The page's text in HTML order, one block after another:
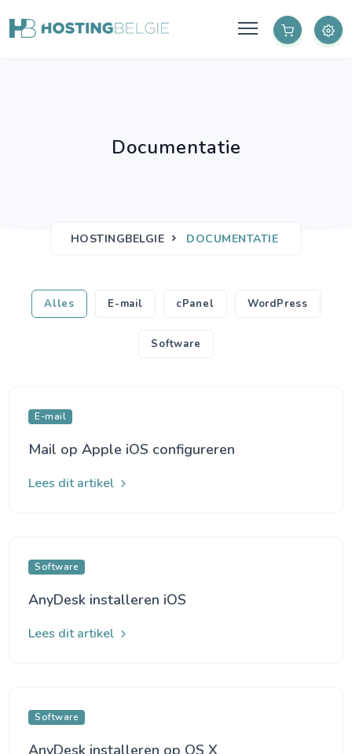
Documentatie
HOSTINGBELGIE DOCUMENTATIE
Alles E-mail cPanel WordPress
Software
E-mail
Mail op Apple iOS configureren
Lees dit artikel
Software
AnyDesk installeren iOS
Lees dit artikel
Software